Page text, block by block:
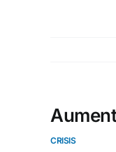
CRISIS